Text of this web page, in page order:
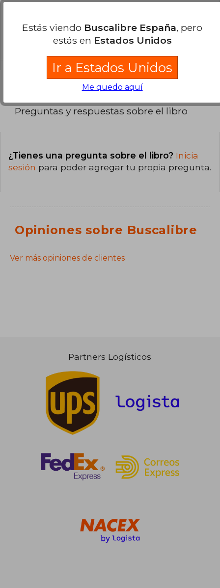
La encuadernación de esta edición es Tapa
Preguntas y respuestas sobre el libro
¿Tienes una pregunta sobre el libro? Inicia
sesión para poder agregar tu propia pregunta.
Opiniones sobre Buscalibre
Ver más opiniones de clientes
Partners Logísticos
Estás viendo Buscalibre España, pero
estás en Estados Unidos
Ir a Estados Unidos
Me quedo aquí